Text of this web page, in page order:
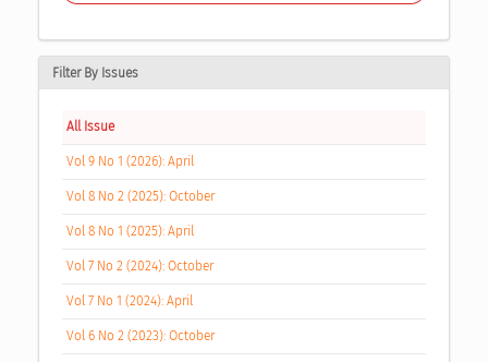
Filter By Issues
All Issue
Vol 9 No 1 (2026): April
Vol 8 No 2 (2025): October
Vol 8 No 1 (2025): April
Vol 7 No 2 (2024): October
Vol 7 No 1 (2024): April
Vol 6 No 2 (2023): October